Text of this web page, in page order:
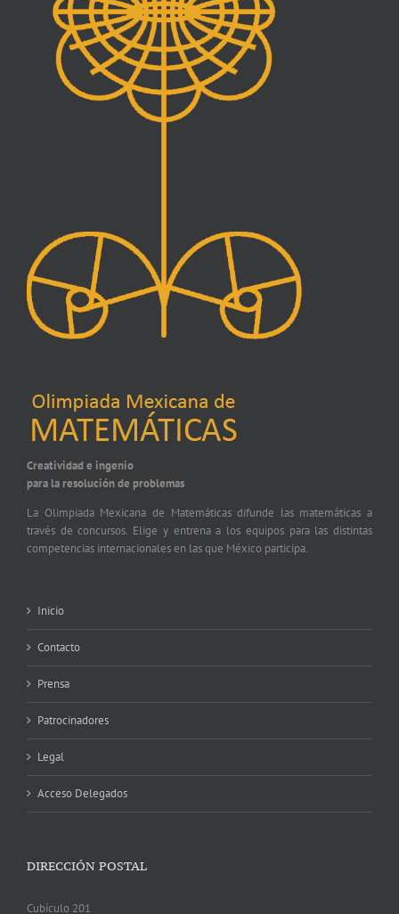
Creatividad e ingenio
para la resolución de problemas
La Olimpiada Mexicana de Matemáticas difunde las matemáticas a
través de concursos. Elige y entrena a los equipos para las distintas
competencias internacionales en las que México participa.
Inicio
Contacto
Prensa
Patrocinadores
Legal
Acceso Delegados
DIRECCIÓN POSTAL
Cubículo 201